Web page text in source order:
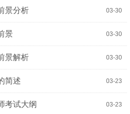
景分析 03-30
景 03-30
景解析 03-30
简述 03-23
考试大纲 03-23